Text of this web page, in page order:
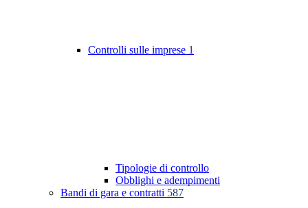
Controlli sulle imprese 1
Tipologie di controllo
Obblighi e adempimenti
Bandi di gara e contratti 587